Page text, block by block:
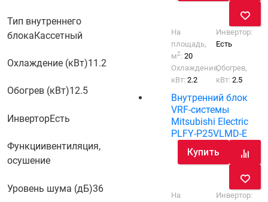
Тип внутреннего
блокаКассетный
Охлаждение (кВт)11.2
Обогрев (кВт)12.5
ИнверторЕсть
Функциивентиляция,
осушение
Уровень шума (дБ)36
На
площадь,
м2:20
Инвертор:
Есть
Охлаждение,
кВт:2.2
Обогрев,
кВт:2.5
Внутренний блок
VRF-системы
Mitsubishi Electric
PLFY-P25VLMD-E
Купить
На
Инвертор: